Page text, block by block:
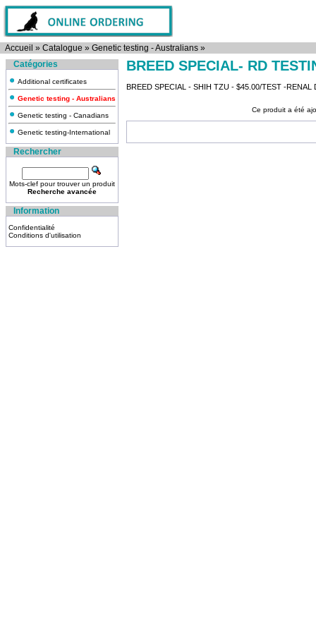
Accueil » Catalogue » Genetic testing - Australians »
Catégories
Additional certificates
Genetic testing - Australians
Genetic testing - Canadians
Genetic testing-International
Rechercher
Mots-clef pour trouver un produit
Recherche avancée
Information
Confidentialité
Conditions d'utilisation
BREED SPECIAL- RD
BREED SPECIAL - SHIH TZU - $45.00/TEST -RENAL
Ce produit a été